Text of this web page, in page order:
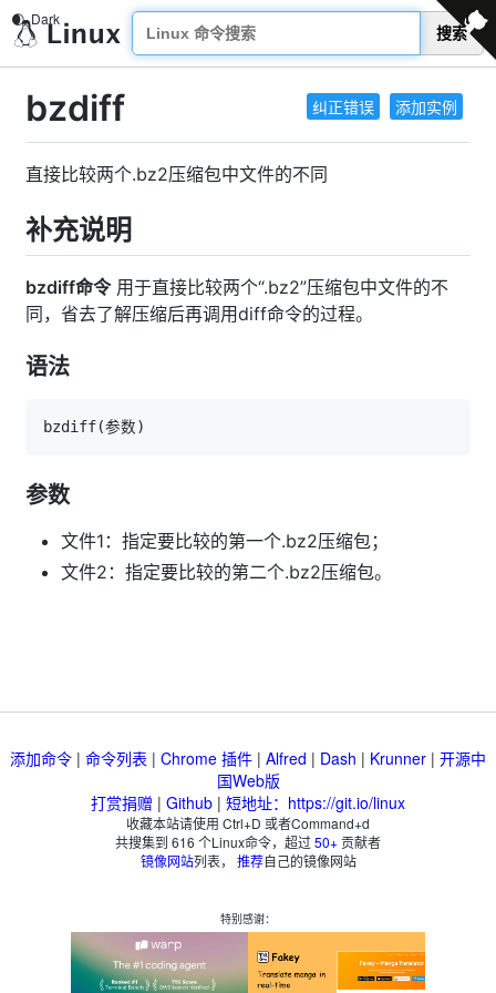
搜索
纠正错误 添加实例
bzdiff
直接比较两个.bz2压缩包中文件的不同
补充说明
bzdiff命令用于直接比较两个“.bz2”压缩包中文件的不
同，省去了解压缩后再调用diff命令的过程。
语法
bzdiff(参数)
参数
文件1：指定要比较的第一个.bz2压缩包；
文件2：指定要比较的第二个.bz2压缩包。
添加命令 | 命令列表 | Chrome 插件 | Alfred | Dash | Krunner | 开源中
国Web版
打赏捐赠 | Github | 短地址：https://git.io/linux
收藏本站请使用 Ctrl+D 或者Command+d
共搜集到 616 个Linux命令，超过50+贡献者
镜像网站列表， 推荐自己的镜像网站
特别感谢：